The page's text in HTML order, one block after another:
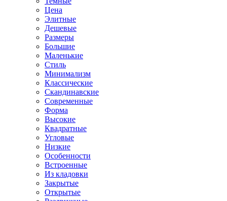
Цена
Элитные
Дешевые
Размеры
Большие
Маленькие
Стиль
Минимализм
Классические
Скандинавские
Современные
Форма
Высокие
Квадратные
Угловые
Низкие
Особенности
Встроенные
Из кладовки
Закрытые
Открытые